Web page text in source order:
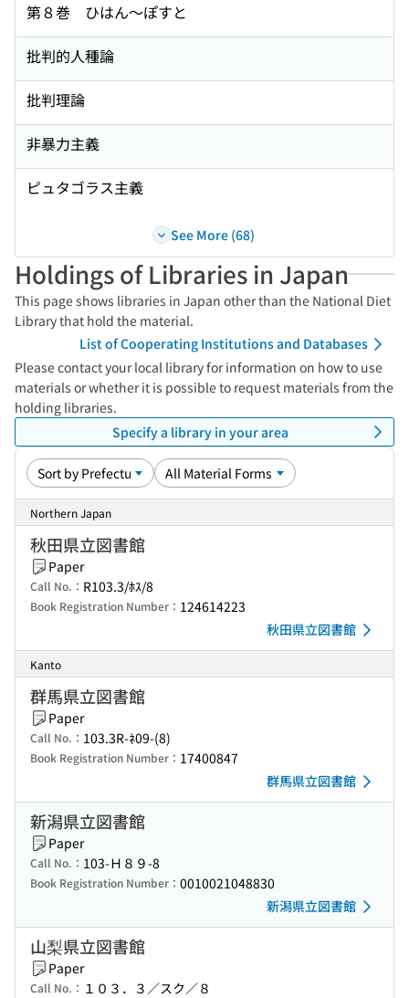
第８巻 ひはん〜ぽすと
批判的人種論
批判理論
非暴力主義
ピュタゴラス主義
See More (68)
Holdings of Libraries in Japan
This page shows libraries in Japan other than the National Diet
Library that hold the material.
List of Cooperating Institutions and Databases
Please contact your local library for information on how to use
materials or whether it is possible to request materials from the
holding libraries.
Specify a library in your area
Northern Japan
秋田県立図書館
Paper
Call No.： R103.3/ﾎｽ/8
Book Registration Number： 124614223
秋田県立図書館
Kanto
群馬県立図書館
Paper
Call No.： 103.3R-ﾈ09-(8)
Book Registration Number： 17400847
群馬県立図書館
新潟県立図書館
Paper
Call No.： 103-Ｈ８９-8
Book Registration Number： 0010021048830
新潟県立図書館
山梨県立図書館
Paper
Call No.： １０３．３／スク／８